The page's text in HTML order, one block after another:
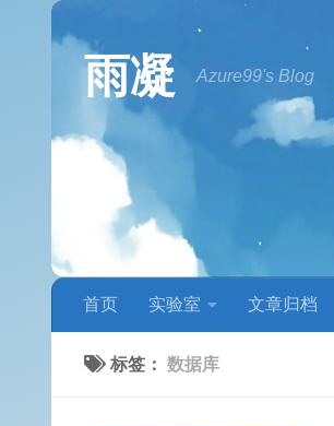
跳至内容
雨凝 Azure99's Blog
首页 实验室 文章归档
标签： 数据库